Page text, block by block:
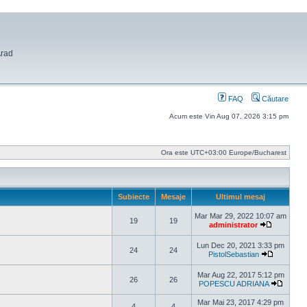
FAQ Căutare
Acum este Vin Aug 07, 2026 3:15 pm
Ora este UTC+03:00 Europe/Bucharest
Subiecte Mesaje Ultimul mesaj
19 19
Mar Mar 29, 2022 10:07 am
administrator
24 24
Lun Dec 20, 2021 3:33 pm
PistolSebastian
26 26
Mar Aug 22, 2017 5:12 pm
POPESCU ADRIANA
Mar Mai 23, 2017 4:29 pm